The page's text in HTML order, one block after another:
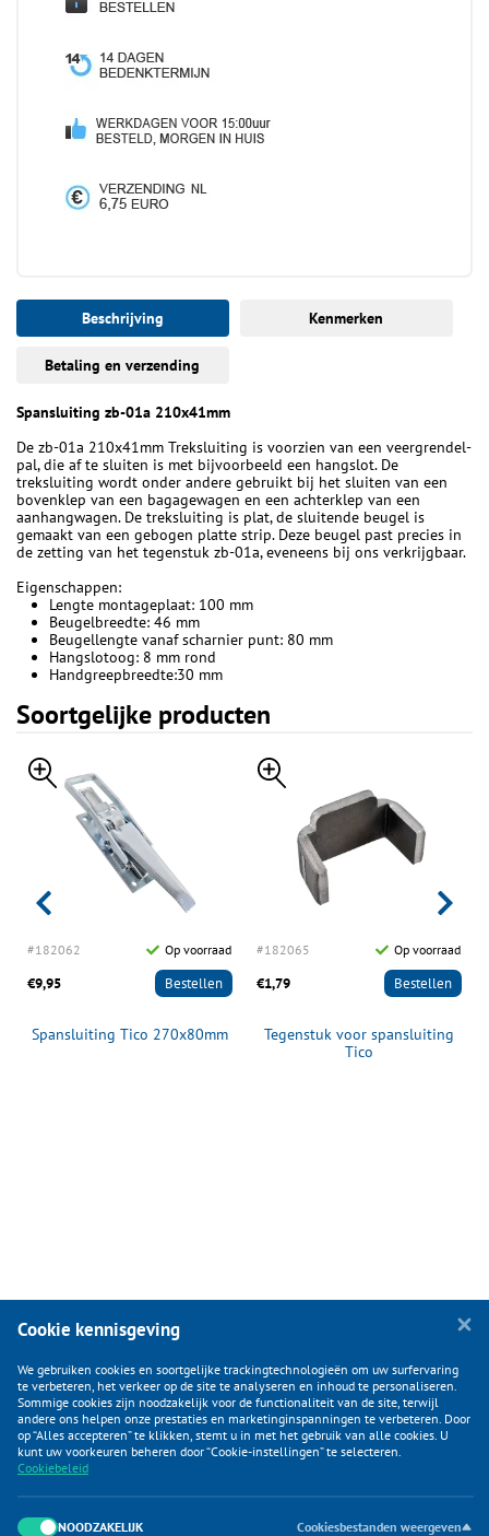
Beschrijving Kenmerken
Betaling en verzending
Spansluiting zb-01a 210x41mm
De zb-01a 210x41mm Treksluiting is voorzien van een veergrendel-
pal, die af te sluiten is met bijvoorbeeld een hangslot. De
treksluiting wordt onder andere gebruikt bij het sluiten van een
bovenklep van een bagagewagen en een achterklep van een
aanhangwagen. De treksluiting is plat, de sluitende beugel is
gemaakt van een gebogen platte strip. Deze beugel past precies in
de zetting van het tegenstuk zb-01a, eveneens bij ons verkrijgbaar.
Eigenschappen:
Lengte montageplaat: 100 mm
Beugelbreedte: 46 mm
Beugellengte vanaf scharnier punt: 80 mm
Hangslotoog: 8 mm rond
Handgreepbreedte:30 mm
Soortgelijke producten
#182062 Op voorraad
€9,95 Bestellen
Spansluiting Tico 270x80mm
#182065 Op voorraad
€1,79 Bestellen
Tegenstuk voor spansluiting
Tico
KLANTENSERVICE
CATEGORIEËN
DUIJVELAAR E-COMMERCE
Cookie kennisgeving
We gebruiken cookies en soortgelijke trackingtechnologieën om uw surfervaring
te verbeteren, het verkeer op de site te analyseren en inhoud te personaliseren.
Sommige cookies zijn noodzakelijk voor de functionaliteit van de site, terwijl
andere ons helpen onze prestaties en marketinginspanningen te verbeteren. Door
op “Alles accepteren” te klikken, stemt u in met het gebruik van alle cookies. U
kunt uw voorkeuren beheren door “Cookie-instellingen” te selecteren.
Cookiebeleid
NOODZAKELIJK Cookiesbestanden weergeven